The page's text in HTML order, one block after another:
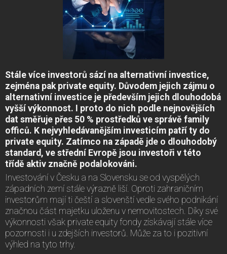
Stále více investorů sází na alternativní investice,
zejména pak private equity. Důvodem jejich zájmu o
alternativní investice je především jejich dlouhodobá
vyšší výkonnost. I proto do nich podle nejnovějších
dat směřuje přes 50 % prostředků ve správě family
officů. K nejvyhledávanějším investicím patří ty do
private equity. Zatímco na západě jde o dlouhodobý
standard, ve střední Evropě jsou investoři v této
třídě aktiv značně podalokováni.
Investování v Česku a na Slovensku se od vyspělých
západních zemí stále výrazně liší. Oproti zahraničním
investorům mají ti čeští a slovenští vedle svého podnikání
značnou část majetku uloženu v nemovitostech. Díky své
výkonnosti však private equity fondy získávají stále více
pozornosti i u zdejších investorů. Může za to i pozitivní
výhled na tyto trhy.